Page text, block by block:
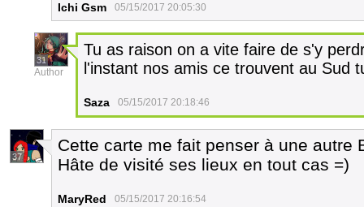
Ichi Gsm 05/15/2017 20:05:30
31
Author
Tu as raison on a vite faire de s'y
l'instant nos amis ce trouvent au Sud
Saza 05/15/2017 20:18:46
37
Cette carte me fait penser à une autre
Hâte de visité ses lieux en tout cas =)
MaryRed 05/15/2017 20:16:54